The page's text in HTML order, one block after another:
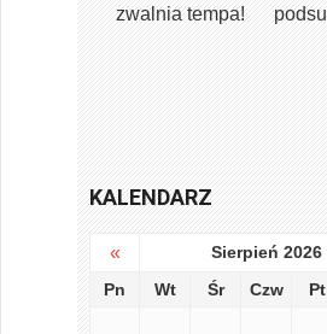
KALENDARZ
« Sierpień 2026
Pn Wt Śr Czw Pt